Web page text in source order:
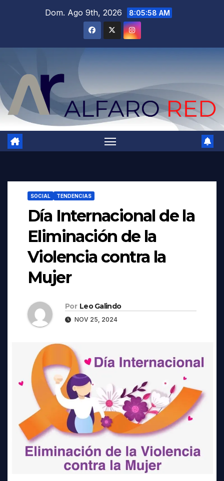
Dom. Ago 9th, 2026 8:05:59 AM
SOCIAL TENDENCIAS
Día Internacional de la
Eliminación de la
Violencia contra la
Mujer
Por Leo Galindo
NOV 25, 2024